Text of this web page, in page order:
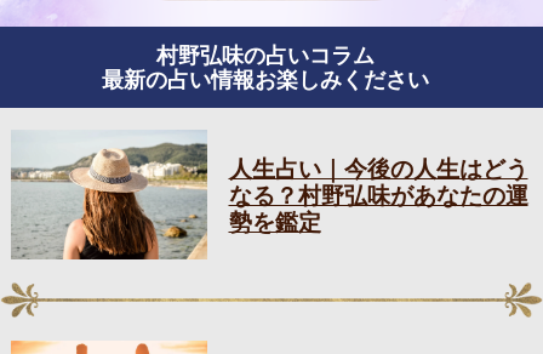
村野弘味の占いコラム
最新の占い情報お楽しみください
人生占い｜今後の人生はどう
なる？村野弘味があなたの運
勢を鑑定